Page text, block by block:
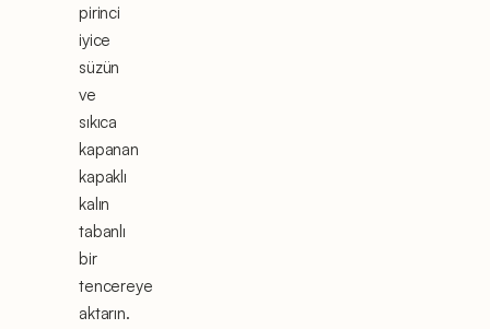
pirinci
iyice
süzün
ve
sıkıca
kapanan
kapaklı
kalın
tabanlı
bir
tencereye
aktarın.